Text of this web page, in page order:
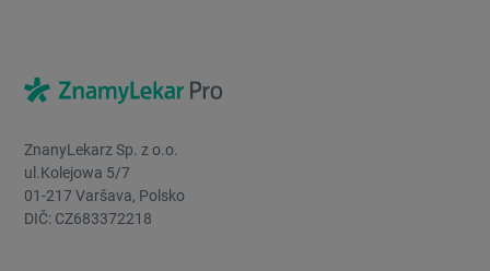
ZnanyLekarz Sp. z o.o.
ul.Kolejowa 5/7
01-217 Varšava, Polsko
DIČ: CZ683372218